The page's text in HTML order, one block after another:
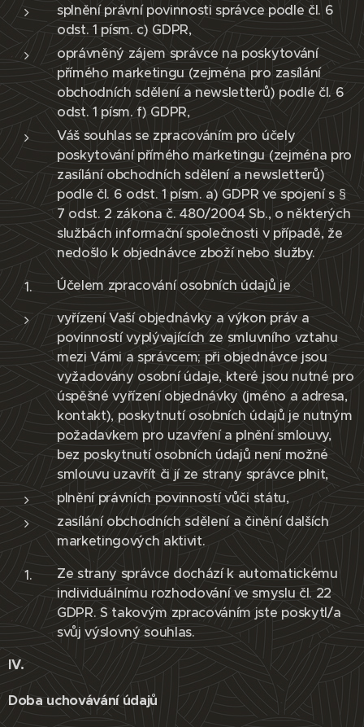
splnění právní povinnosti správce podle čl. 6
odst. 1 písm. c) GDPR,
oprávněný zájem správce na poskytování
přímého marketingu (zejména pro zasílání
obchodních sdělení a newsletterů) podle čl. 6
odst. 1 písm. f) GDPR,
Váš souhlas se zpracováním pro účely
poskytování přímého marketingu (zejména pro
zasílání obchodních sdělení a newsletterů)
podle čl. 6 odst. 1 písm. a) GDPR ve spojení s §
7 odst. 2 zákona č. 480/2004 Sb., o některých
službách informační společnosti v případě, že
nedošlo k objednávce zboží nebo služby.
Účelem zpracování osobních údajů je
vyřízení Vaší objednávky a výkon práv a
povinností vyplývajících ze smluvního vztahu
mezi Vámi a správcem; při objednávce jsou
vyžadovány osobní údaje, které jsou nutné pro
úspěšné vyřízení objednávky (jméno a adresa,
kontakt), poskytnutí osobních údajů je nutným
požadavkem pro uzavření a plnění smlouvy,
bez poskytnutí osobních údajů není možné
smlouvu uzavřít či jí ze strany správce plnit,
plnění právních povinností vůči státu,
zasílání obchodních sdělení a činění dalších
marketingových aktivit.
Ze strany správce dochází k automatickému
individuálnímu rozhodování ve smyslu čl. 22
GDPR. S takovým zpracováním jste poskytl/a
svůj výslovný souhlas.
IV.
Doba uchovávání údajů